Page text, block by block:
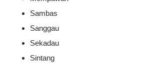
Sambas
Sanggau
Sekadau
Sintang